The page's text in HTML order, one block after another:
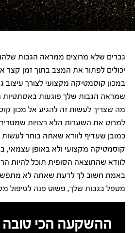
גברים שלא מרוצים ממראה הגבות
יכולים לפתור את המצב בתוך זמן קצר
במכון קוסמטיקה מקצועי לצורך עיצוב
שמראה הגבות שלך פוגעות באסתטיות
מה שצריך לעשות זה להגיע אל מכון
למרוט את השערות הלא רצויות
כמובן שעדיף לוודא שאתה בוחר לעשות
קוסמטיקה מקצועי ולא באופן עצמאי,
לוודא שהתוצאה הסופית תוכל להיות
באמת חשוב לך לדעת שאתה לא
מטפל בגבות שלך, פשוט פנה לטיפול
ההשקעה הכי טובה